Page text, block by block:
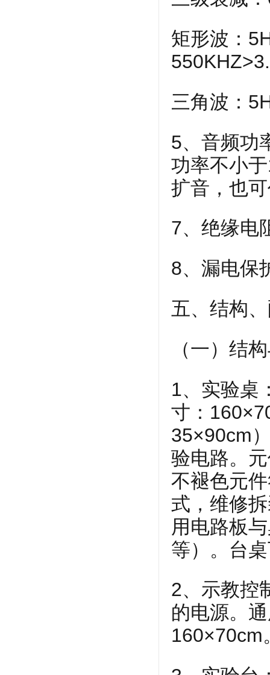
矩形波：
三角波：
5、音频功
功率不小
扩音，也
7、绝缘电
8、漏电保
五、结构
（一）结
1、实验桌
寸：
35×90cm
验电路。
不褪色元
式，维修
用电路板
等）。台
2、示教控
的电源。
160×70cm